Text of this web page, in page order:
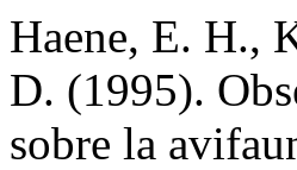
Haene, E. H.,
D. (1995).
sobre la